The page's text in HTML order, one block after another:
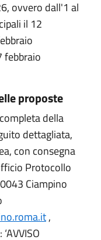
ovvero dall'1 al
il 12
febbraio
proposte
della
dettagliata,
con consegna
Protocollo
Ciampino
,